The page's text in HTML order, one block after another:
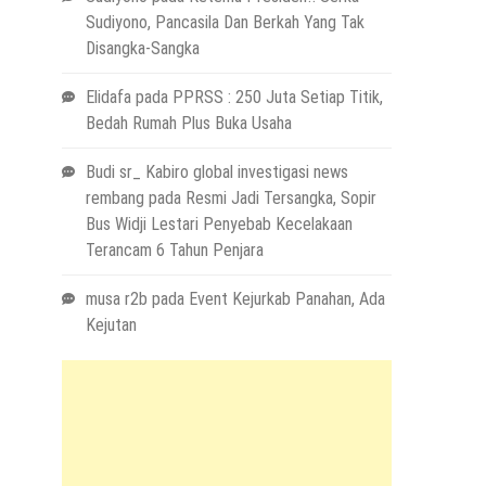
Sudiyono, Pancasila Dan Berkah Yang Tak
Disangka-Sangka
Elidafa pada PPRSS : 250 Juta Setiap Titik,
Bedah Rumah Plus Buka Usaha
Budi sr_ Kabiro global investigasi news
rembang pada Resmi Jadi Tersangka, Sopir
Bus Widji Lestari Penyebab Kecelakaan
Terancam 6 Tahun Penjara
musa r2b pada Event Kejurkab Panahan, Ada
Kejutan